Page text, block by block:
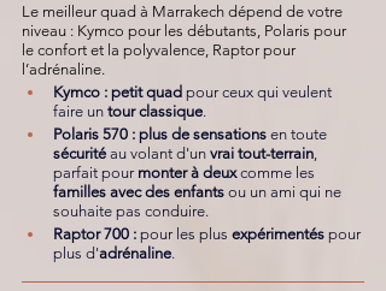
Le meilleur quad à Marrakech dépend de votre
niveau : Kymco pour les débutants, Polaris pour
le confort et la polyvalence, Raptor pour
l’adrénaline.
Kymco : petit quad pour ceux qui veulent
faire un tour classique.
Polaris 570 : plus de sensations en toute
sécurité au volant d'un vrai tout-terrain
parfait pour monter à deux comme les
familles avec des enfants ou un ami qui ne
souhaite pas conduire.
Raptor 700 : pour les plus expérimentés pour
plus d'adrénaline.